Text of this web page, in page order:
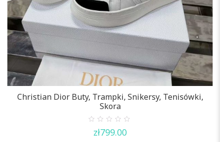
Christian Dior Buty, Trampki, Snikersy, Tenisówki,
Skora
out
zł799.00